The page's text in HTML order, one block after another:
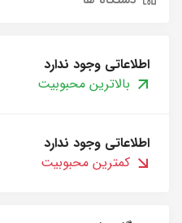
اطلاعاتی وجود ندارد
بالاترین محبوبیت
اطلاعاتی وجود ندارد
کمترین محبوبیت